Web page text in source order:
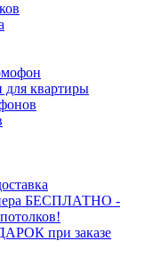
для квартиры
БЕСПЛАТНО -
при заказе